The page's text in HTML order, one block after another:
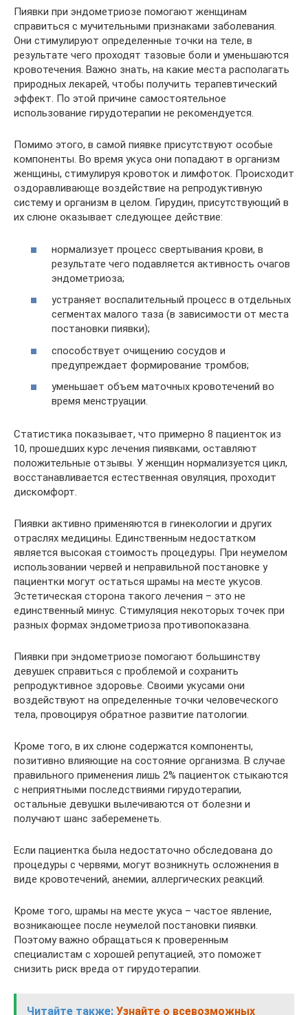
Пиявки при эндометриозе помогают женщинам
справиться с мучительными признаками заболевания.
Они стимулируют определенные точки на теле, в
результате чего проходят тазовые боли и уменьшаются
кровотечения. Важно знать, на какие места располагать
природных лекарей, чтобы получить терапевтический
эффект. По этой причине самостоятельное
использование гирудотерапии не рекомендуется.
Помимо этого, в самой пиявке присутствуют особые
компоненты. Во время укуса они попадают в организм
женщины, стимулируя кровоток и лимфоток. Происходит
оздоравливающе воздействие на репродуктивную
систему и организм в целом. Гирудин, присутствующий в
их слюне оказывает следующее действие:
нормализует процесс свертывания крови, в
результате чего подавляется активность очагов
эндометриоза;
устраняет воспалительный процесс в отдельных
сегментах малого таза (в зависимости от места
постановки пиявки);
способствует очищению сосудов и
предупреждает формирование тромбов;
уменьшает объем маточных кровотечений во
время менструации.
Статистика показывает, что примерно 8 пациенток из
10, прошедших курс лечения пиявками, оставляют
положительные отзывы. У женщин нормализуется цикл,
восстанавливается естественная овуляция, проходит
дискомфорт.
Пиявки активно применяются в гинекологии и других
отраслях медицины. Единственным недостатком
является высокая стоимость процедуры. При неумелом
использовании червей и неправильной постановке у
пациентки могут остаться шрамы на месте укусов.
Эстетическая сторона такого лечения – это не
единственный минус. Стимуляция некоторых точек при
разных формах эндометриоза противопоказана.
Пиявки при эндометриозе помогают большинству
девушек справиться с проблемой и сохранить
репродуктивное здоровье. Своими укусами они
воздействуют на определенные точки человеческого
тела, провоцируя обратное развитие патологии.
Кроме того, в их слюне содержатся компоненты,
позитивно влияющие на состояние организма. В случае
правильного применения лишь 2% пациенток стыкаются
с неприятными последствиями гирудотерапии,
остальные девушки вылечиваются от болезни и
получают шанс забеременеть.
Если пациентка была недостаточно обследована до
процедуры с червями, могут возникнуть осложнения в
виде кровотечений, анемии, аллергических реакций.
Кроме того, шрамы на месте укуса – частое явление,
возникающее после неумелой постановки пиявки.
Поэтому важно обращаться к проверенным
специалистам с хорошей репутацией, это поможет
снизить риск вреда от гирудотерапии.
Читайте также: Узнайте о всевозможных